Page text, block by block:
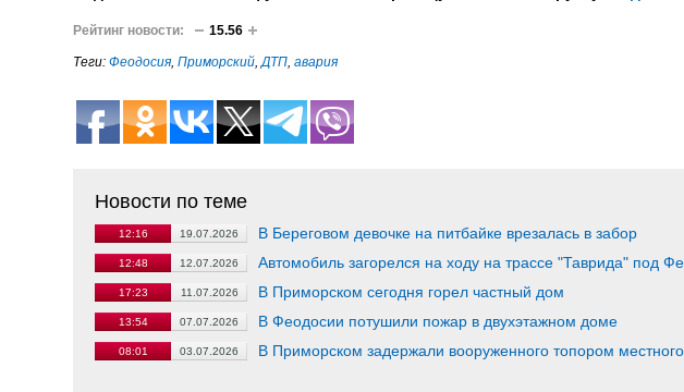
Рейтинг новости: 15.56
Теги: Феодосия, Приморский,ДТП, авария
Новости по теме
12:16 19.07.2026 В Береговом девочке на питбайке врезалась в забор
12:48 12.07.2026 Автомобиль загорелся на ходу на трассе "Таврида" под
17:23 11.07.2026 В Приморском сегодня горел частный дом
13:54 07.07.2026 В Феодосии потушили пожар в двухэтажном доме
08:01 03.07.2026 В Приморском задержали вооруженного топором